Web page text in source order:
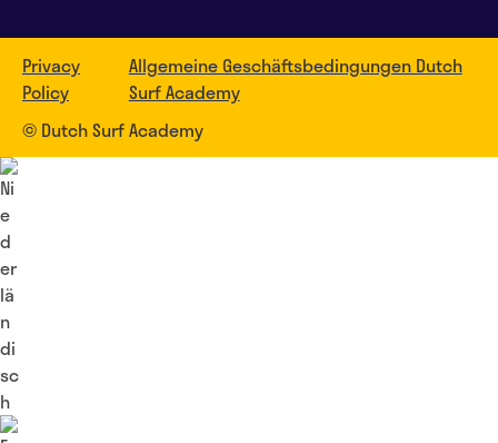
Privacy
Policy
Allgemeine Geschäftsbedingungen Dutch
Surf Academy
© Dutch Surf Academy